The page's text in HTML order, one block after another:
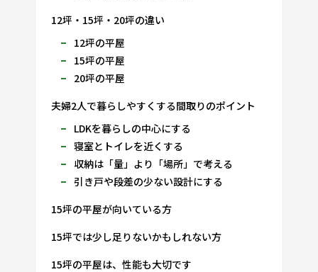
12坪・15坪・20坪の違い
12坪の平屋
15坪の平屋
20坪の平屋
夫婦2人で暮らしやすくする間取りのポイント
LDKを暮らしの中心にする
寝室とトイレを近くする
収納は「量」より「場所」で考える
引き戸や段差の少ない設計にする
15坪の平屋が向いている方
15坪では少し足りないかもしれない方
15坪の平屋は、性能も大切です